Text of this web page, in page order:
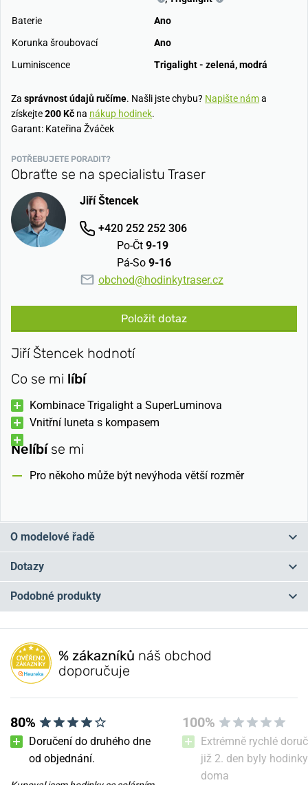
Baterie
Ano
Korunka šroubovací
Ano
Luminiscence
Trigalight - zelená, modrá
Za správnost údajů ručíme. Našli jste chybu? Napište náma
získejte200 Kč na nákup hodinek.
Garant: Kateřina Žváček
POTŘEBUJETE PORADIT?
Obraťte se na specialistu Traser
Jiří Štencek
+420 252 252 306
Po-Čt 9-19
Pá-So 9-16
obchod@hodinkytraser.cz
Položit dotaz
Jiří Štencek hodnotí
Co se mi líbí
Kombinace Trigalight a SuperLuminova
Vnitřní luneta s kompasem
Nelíbíse mi
Pro někoho může být nevýhoda větší rozměr
O modelové řadě
Řada Traser Tactical (dříve známá jako Traser Military) potěší
zejména milovníky vojenských hodinek. Obsahuje totiž hned dvoje
velmi oblíbené vojenské hodinky - Traser Special Force a Traser P
6600 Type 6 MIL-G, které si nyní mohou dopřát i nevojáci. Všechny
modely s chronografem a safírovým sklíčkem.
Populární modelové řady Traser
Dotazy
Máte otázku? Zanechte nám komentář
Přidat dotaz
Podobné produkty
NA PRODEJNĚ
NA PRODEJNĚ
% zákazníků náš obchod
doporučuje
80%
Doručení do druhého dne
od objednání.
100%
Extrémně rychlé
již 2. den byly hodinky
doma